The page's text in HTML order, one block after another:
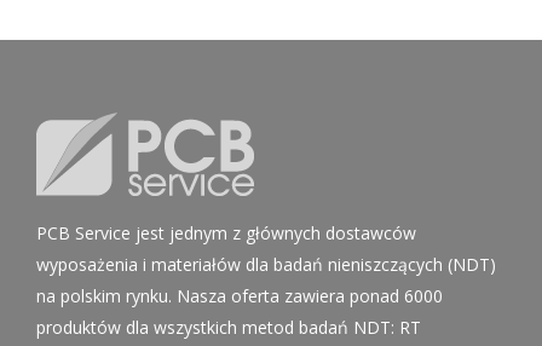
PCB Service jest jednym z głównych dostawców
wyposażenia i materiałów dla badań nieniszczących (NDT)
na polskim rynku. Nasza oferta zawiera ponad 6000
produktów dla wszystkich metod badań NDT: RT